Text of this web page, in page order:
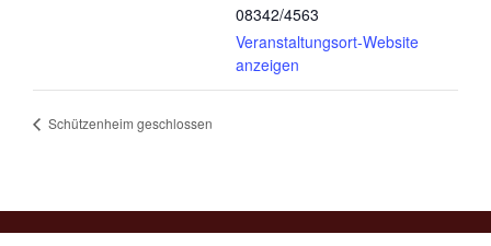
08342/4563
Veranstaltungsort-Website
anzeigen
Schützenheim geschlossen